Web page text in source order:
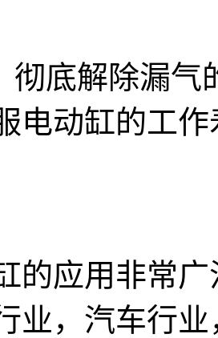
彻底解除漏
电动缸的工
的应用非常
业，汽车行